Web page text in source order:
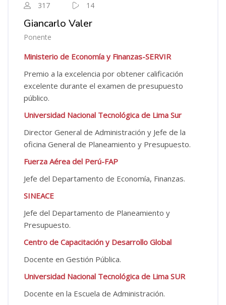
317 14
Giancarlo Valer
Ponente
Ministerio de Economía y Finanzas-SERVIR
Premio a la excelencia por obtener calificación
excelente durante el examen de presupuesto
público.
Universidad Nacional Tecnológica de Lima Sur
Director General de Administración y Jefe de la
oficina General de Planeamiento y Presupuesto.
Fuerza Aérea del Perú-FAP
Jefe del Departamento de Economía, Finanzas.
SINEACE
Jefe del Departamento de Planeamiento y
Presupuesto.
Centro de Capacitación y Desarrollo Global
Docente en Gestión Pública.
Universidad Nacional Tecnológica de Lima SUR
Docente en la Escuela de Administración.